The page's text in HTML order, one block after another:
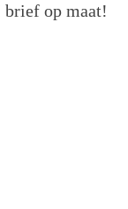
brief op maat!